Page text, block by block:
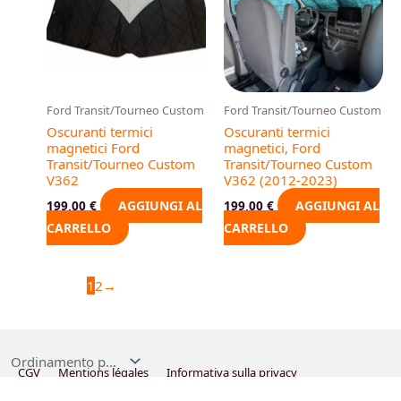
Ford Transit/Tourneo Custom
Oscuranti termici
magnetici Ford
Transit/Tourneo Custom
V362
199,00 €
AGGIUNGI AL
CARRELLO
Ford Transit/Tourneo Custom
Oscuranti termici
magnetici, Ford
Transit/Tourneo Custom
V362 (2012-2023)
199,00 €
AGGIUNGI AL
CARRELLO
12 →
CGV Mentions légales Informativa sulla privacy